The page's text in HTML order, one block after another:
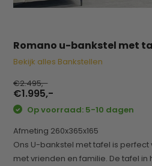
Romano u-bankstel met
Bekijk alles Bankstellen
€2.495,-
€1.995,-
Op voorraad: 5-10 dagen
Afmeting 260x365x165
Ons U-bankstel met tafel is
met vrienden en familie. De tafel